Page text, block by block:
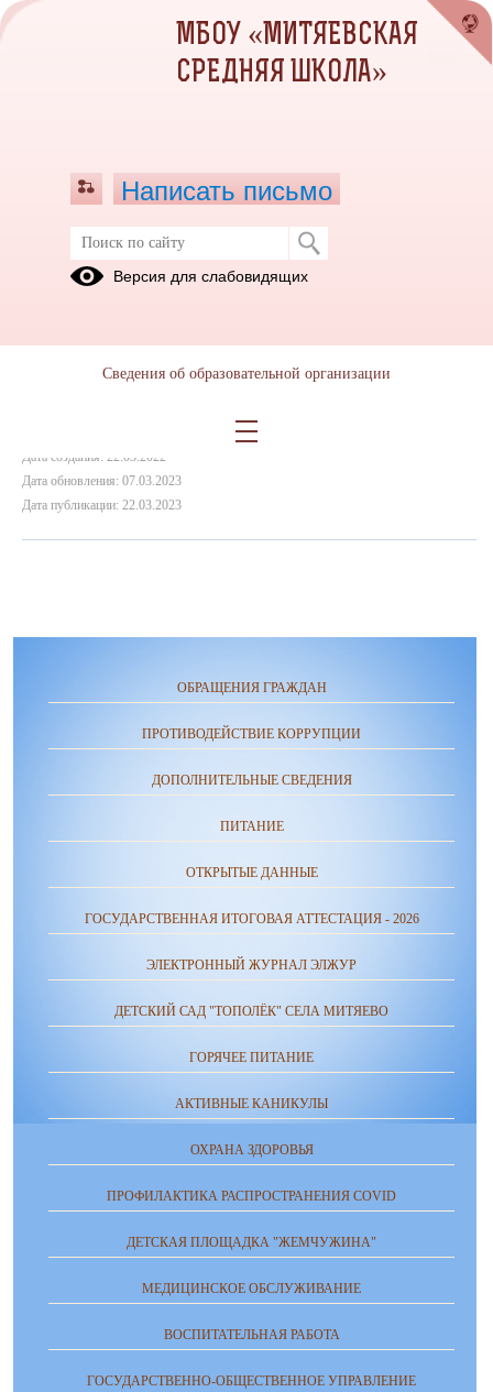
ПАМЯТКА для родителей по
оздоровлению
сайт памятка для родителей по оздоровлению.docx
Дата создания: 22.03.2022
Дата обновления: 07.03.2023
Дата публикации: 22.03.2023
ОБРАЩЕНИЯ ГРАЖДАН
ПРОТИВОДЕЙСТВИЕ КОРРУПЦИИ
ДОПОЛНИТЕЛЬНЫЕ СВЕДЕНИЯ
ПИТАНИЕ
ОТКРЫТЫЕ ДАННЫЕ
ГОСУДАРСТВЕННАЯ ИТОГОВАЯ АТТЕСТАЦИЯ - 2026
ЭЛЕКТРОННЫЙ ЖУРНАЛ ЭЛЖУР
ДЕТСКИЙ САД "ТОПОЛЁК" СЕЛА МИТЯЕВО
ГОРЯЧЕЕ ПИТАНИЕ
АКТИВНЫЕ КАНИКУЛЫ
ОХРАНА ЗДОРОВЬЯ
ПРОФИЛАКТИКА РАСПРОСТРАНЕНИЯ COVID
ДЕТСКАЯ ПЛОЩАДКА "ЖЕМЧУЖИНА"
МЕДИЦИНСКОЕ ОБСЛУЖИВАНИЕ
ВОСПИТАТЕЛЬНАЯ РАБОТА
ГОСУДАРСТВЕННО-ОБЩЕСТВЕННОЕ УПРАВЛЕНИЕ
МБОУ «МИТЯЕВСКАЯ
СРЕДНЯЯ ШКОЛА»
Написать письмо
Версия для слабовидящих
Сведения об образовательной организации